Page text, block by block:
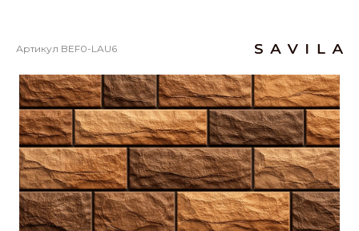
Артикул BEF0-LAU6